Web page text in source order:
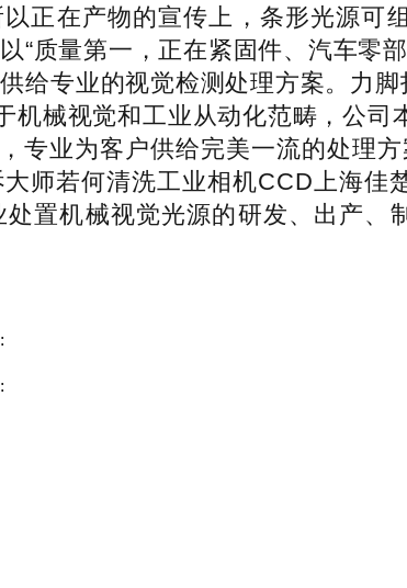
正在产物的宣传上，条形光源可
“质量第一，正在紧固件、汽车零
给专业的视觉检测处理方案。力
机械视觉和工业从动化范畴，公
专业为客户供给完美一流的处理
师若何清洗工业相机CCD上海
置机械视觉光源的研发、出产、
:
: